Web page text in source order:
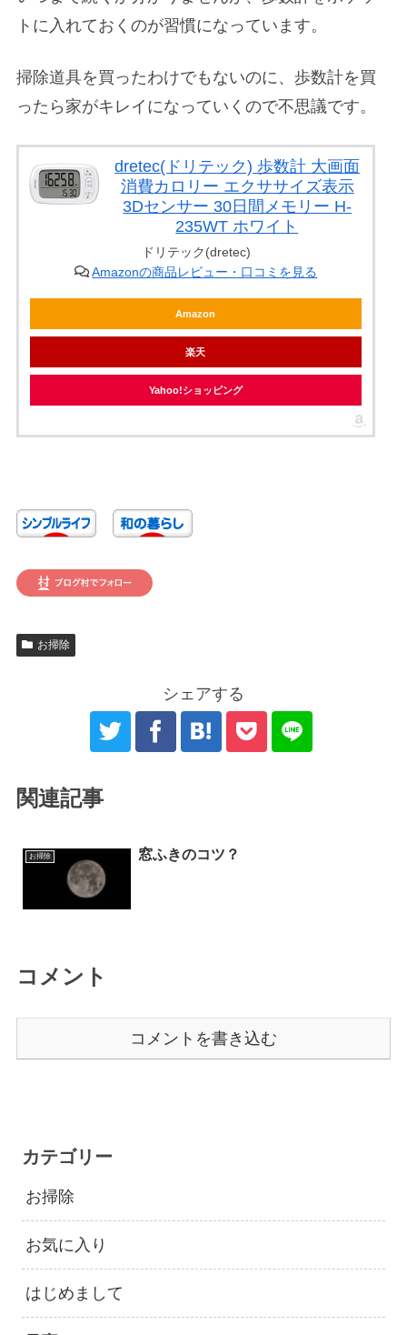
トに入れておくのが習慣になっています。
掃除道具を買ったわけでもないのに、歩数計を買
ったら家がキレイになっていくので不思議です。
dretec(ドリテック) 歩数計 大画面
消費カロリー エクササイズ表示
3Dセンサー 30日間メモリー H-
235WT ホワイト
ドリテック(dretec)
Amazonの商品レビュー・口コミを見る
Amazon
楽天
Yahoo!ショッピング
お掃除
シェアする
関連記事
お掃除 窓ふきのコツ？
コメント
コメントを書き込む
カテゴリー
お掃除
お気に入り
はじめまして